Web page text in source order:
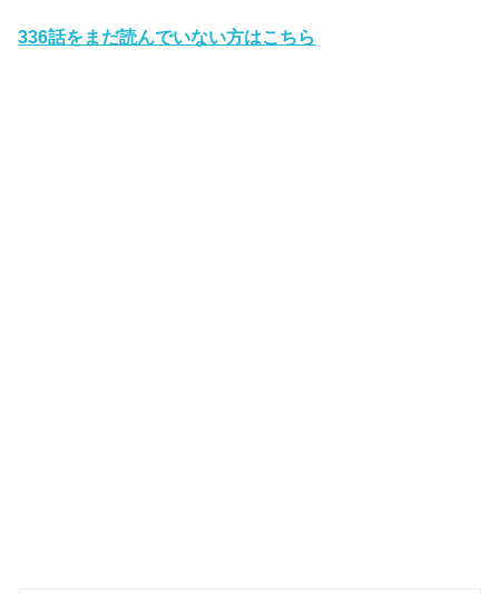
336話をまだ読んでいない方はこちら